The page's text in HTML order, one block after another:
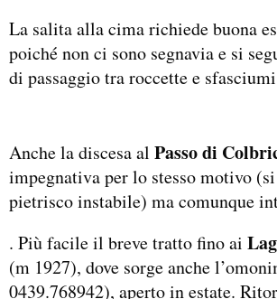
La salita alla cima richiede buona
poiché non ci sono segnavia e si
di passaggio tra roccette e
Anche la discesa al Passo di
impegnativa per lo stesso motivo
pietrisco instabile) ma comunque
. Più facile il breve tratto fino ai
(m 1927), dove sorge anche
0439.768942), aperto in estate.